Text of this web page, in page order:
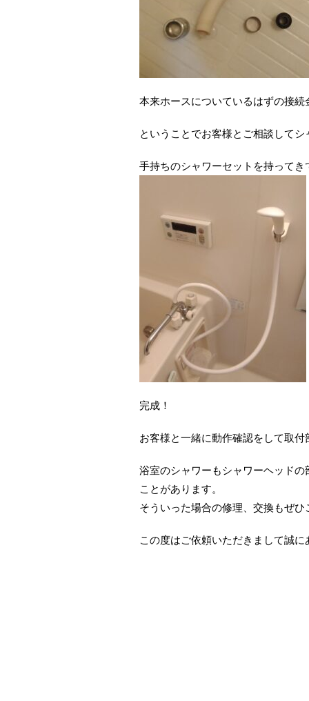
本来ホースについているはずの接
ということでお客様とご相談して
手持ちのシャワーセットを持って
完成！
お客様と一緒に動作確認をして取
浴室のシャワーもシャワーヘッド
ことがあります。
そういった場合の修理、交換もぜひ
この度はご依頼いただきまして誠